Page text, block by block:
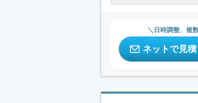
日時調整、複
ネットで見